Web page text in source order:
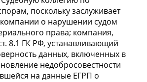
поскольку заслуживает
о нарушении судом
права; компания,
8.1 ГК РФ, устанавливающий
данных, включенных в
недобросовестности
на данные ЕГРП о